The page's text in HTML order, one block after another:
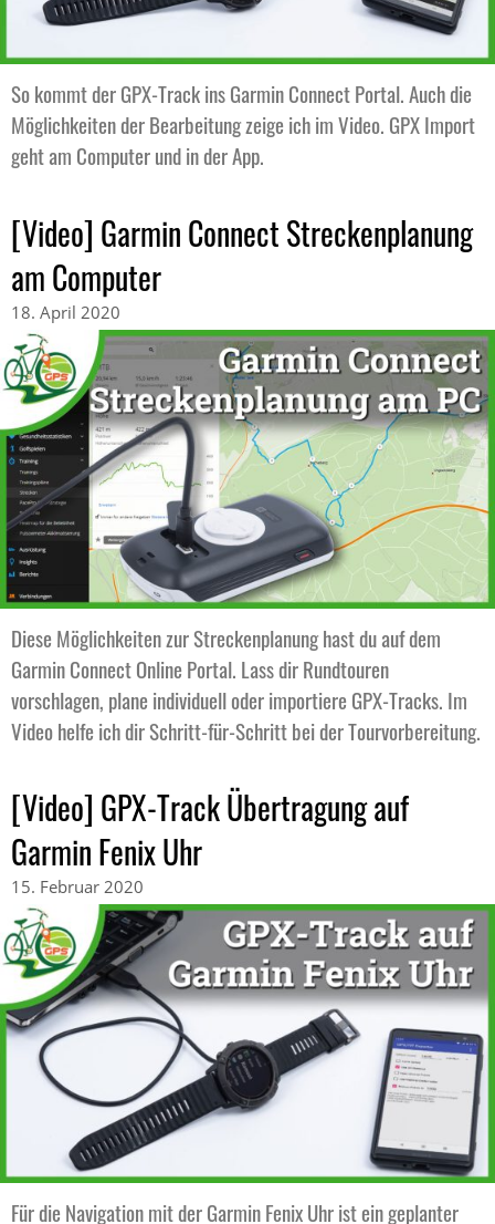
So kommt der GPX-Track ins Garmin Connect Portal. Auch die
Möglichkeiten der Bearbeitung zeige ich im Video. GPX Import
geht am Computer und in der App.
[Video] Garmin Connect Streckenplanung
am Computer
18. April 2020
Diese Möglichkeiten zur Streckenplanung hast du auf dem
Garmin Connect Online Portal. Lass dir Rundtouren
vorschlagen, plane individuell oder importiere GPX-Tracks. Im
Video helfe ich dir Schritt-für-Schritt bei der Tourvorbereitung.
[Video] GPX-Track Übertragung auf
Garmin Fenix Uhr
15. Februar 2020
Für die Navigation mit der Garmin Fenix Uhr ist ein geplanter